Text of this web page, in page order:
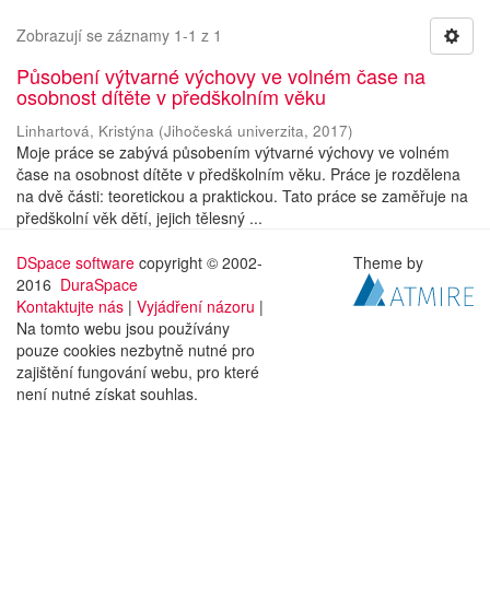
Zobrazují se záznamy 1-1 z 1
Působení výtvarné výchovy ve volném čase na
osobnost dítěte v předškolním věku
Linhartová, Kristýna (Jihočeská univerzita, 2017)
Moje práce se zabývá působením výtvarné výchovy ve volném
čase na osobnost dítěte v předškolním věku. Práce je rozdělena
na dvě části: teoretickou a praktickou. Tato práce se zaměřuje na
předškolní věk dětí, jejich tělesný ...
DSpace software copyright © 2002-
2016 DuraSpace
Kontaktujte nás | Vyjádření názoru |
Na tomto webu jsou používány
pouze cookies nezbytně nutné pro
zajištění fungování webu, pro které
není nutné získat souhlas.
Theme by